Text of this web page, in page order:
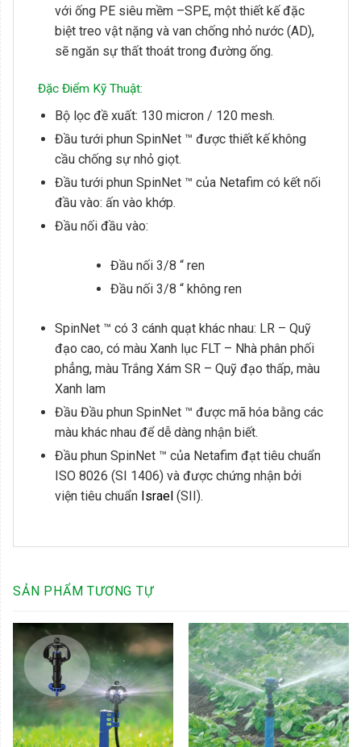
với ống PE siêu mềm –SPE, một thiết kế đặc
biệt treo vật nặng và van chống nhỏ nước (AD),
sẽ ngăn sự thất thoát trong đường ống.
Đặc Điểm Kỹ Thuật:
Bộ lọc đề xuất: 130 micron / 120 mesh.
Đầu tưới phun SpinNet ™ được thiết kế không
cầu chống sự nhỏ giọt.
Đầu tưới phun SpinNet ™ của Netafim có kết nối
đầu vào: ấn vào khớp.
Đầu nối đầu vào:
Đầu nối 3/8 “ ren
Đầu nối 3/8 “ không ren
SpinNet ™ có 3 cánh quạt khác nhau: LR – Quỹ
đạo cao, có màu Xanh lục FLT – Nhà phân phối
phẳng, màu Trắng Xám SR – Quỹ đạo thấp, màu
Xanh lam
Đầu Đầu phun SpinNet ™ được mã hóa bằng các
màu khác nhau để dễ dàng nhận biết.
Đầu phun SpinNet ™ của Netafim đạt tiêu chuẩn
ISO 8026 (SI 1406) và được chứng nhận bởi
viện tiêu chuẩn Israel(SII).
SẢN PHẨM TƯƠNG TỰ